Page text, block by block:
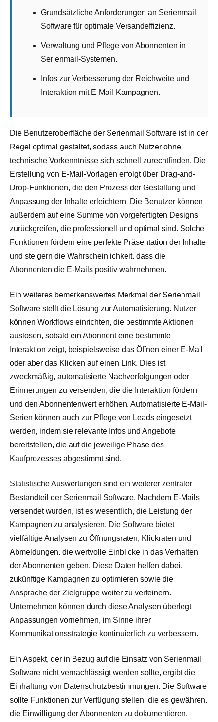
Grundsätzliche Anforderungen an Serienmail
Software für optimale Versandeffizienz.
Verwaltung und Pflege von Abonnenten in
Serienmail-Systemen.
Infos zur Verbesserung der Reichweite und
Interaktion mit E-Mail-Kampagnen.
Die Benutzeroberfläche der Serienmail Software ist in der
Regel optimal gestaltet, sodass auch Nutzer ohne
technische Vorkenntnisse sich schnell zurechtfinden. Die
Erstellung von E-Mail-Vorlagen erfolgt über Drag-and-
Drop-Funktionen, die den Prozess der Gestaltung und
Anpassung der Inhalte erleichtern. Die Benutzer können
außerdem auf eine Summe von vorgefertigten Designs
zurückgreifen, die professionell und optimal sind. Solche
Funktionen fördern eine perfekte Präsentation der Inhalte
und steigern die Wahrscheinlichkeit, dass die
Abonnenten die E-Mails positiv wahrnehmen.
Ein weiteres bemerkenswertes Merkmal der Serienmail
Software stellt die Lösung zur Automatisierung. Nutzer
können Workflows einrichten, die bestimmte Aktionen
auslösen, sobald ein Abonnent eine bestimmte
Interaktion zeigt, beispielsweise das Öffnen einer E-Mail
oder aber das Klicken auf einen Link. Dies ist
zweckmäßig, automatisierte Nachverfolgungen oder
Erinnerungen zu versenden, die die Interaktion fördern
und den Abonnentenwert erhöhen. Automatisierte E-Mail-
Serien können auch zur Pflege von Leads eingesetzt
werden, indem sie relevante Infos und Angebote
bereitstellen, die auf die jeweilige Phase des
Kaufprozesses abgestimmt sind.
Statistische Auswertungen sind ein weiterer zentraler
Bestandteil der Serienmail Software. Nachdem E-Mails
versendet wurden, ist es wesentlich, die Leistung der
Kampagnen zu analysieren. Die Software bietet
vielfältige Analysen zu Öffnungsraten, Klickraten und
Abmeldungen, die wertvolle Einblicke in das Verhalten
der Abonnenten geben. Diese Daten helfen dabei,
zukünftige Kampagnen zu optimieren sowie die
Ansprache der Zielgruppe weiter zu verfeinern.
Unternehmen können durch diese Analysen überlegt
Anpassungen vornehmen, im Sinne ihrer
Kommunikationsstrategie kontinuierlich zu verbessern.
Ein Aspekt, der in Bezug auf die Einsatz von Serienmail
Software nicht vernachlässigt werden sollte, ergibt die
Einhaltung von Datenschutzbestimmungen. Die Software
sollte Funktionen zur Verfügung stellen, die es gewähren,
die Einwilligung der Abonnenten zu dokumentieren,